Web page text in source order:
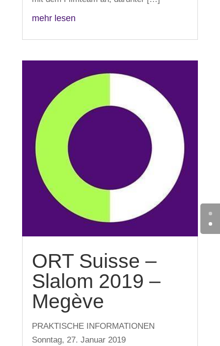
mehr lesen
ORT Suisse –
Slalom 2019 –
Megève
PRAKTISCHE INFORMATIONEN
Sonntag, 27. Januar 2019